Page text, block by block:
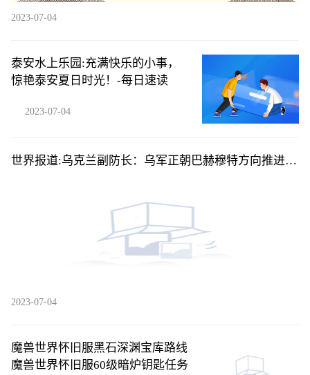
2023-07-04
泰安水上乐园:充满快乐的小事，
惊艳泰安夏日时光！-每日速读
2023-07-04
世界报道:乌克兰副防长：乌军正朝巴赫穆特方向推进，
2023-07-04
魔兽世界怀旧服黑石深渊宝库路线
魔兽世界怀旧服60级暗炉钥匙任务